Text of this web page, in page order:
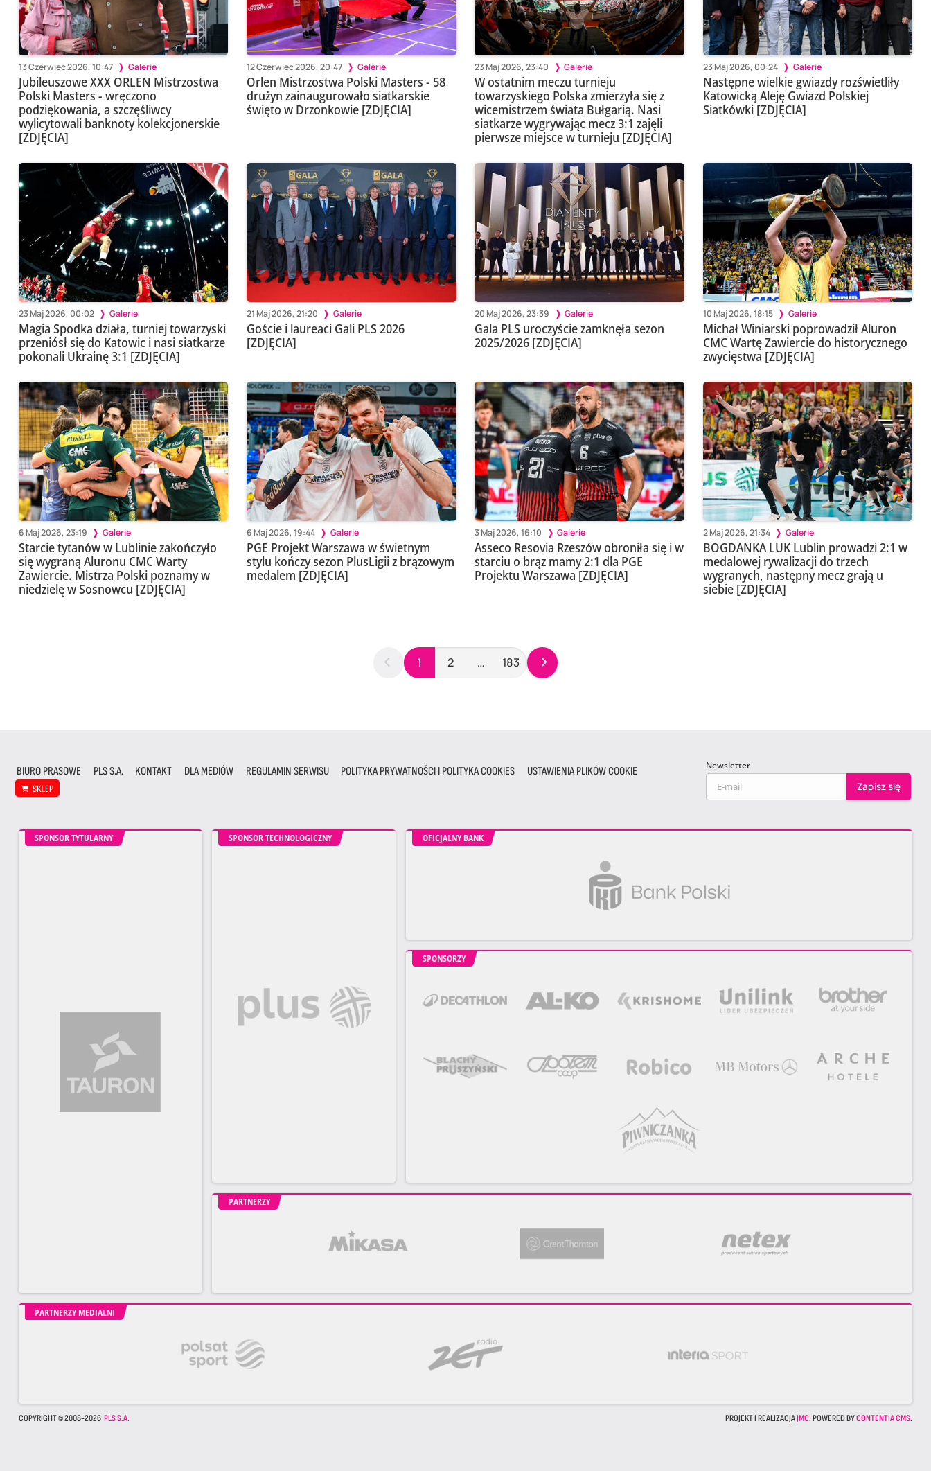
13 Czerwiec 2026, 10:47 Galerie
Jubileuszowe XXX ORLEN Mistrzostwa
Polski Masters - wręczono
podziękowania, a szczęśliwcy
wylicytowali banknoty kolekcjonerskie
[ZDJĘCIA]
12 Czerwiec 2026, 20:47 Galerie
Orlen Mistrzostwa Polski Masters - 58
drużyn zainaugurowało siatkarskie
święto w Drzonkowie [ZDJĘCIA]
23 Maj 2026, 23:40 Galerie
W ostatnim meczu turnieju
towarzyskiego Polska zmierzyła się z
wicemistrzem świata Bułgarią. Nasi
siatkarze wygrywając mecz 3:1 zajęli
pierwsze miejsce w turnieju [ZDJĘCIA]
23 Maj 2026, 00:24 Galerie
Następne wielkie gwiazdy rozświetliły
Katowicką Aleję Gwiazd Polskiej
Siatkówki [ZDJĘCIA]
23 Maj 2026, 00:02 Galerie
Magia Spodka działa, turniej towarzyski
przeniósł się do Katowic i nasi siatkarze
pokonali Ukrainę 3:1 [ZDJĘCIA]
21 Maj 2026, 21:20 Galerie
Goście i laureaci Gali PLS 2026
[ZDJĘCIA]
20 Maj 2026, 23:39 Galerie
Gala PLS uroczyście zamknęła sezon
2025/2026 [ZDJĘCIA]
10 Maj 2026, 18:15 Galerie
Michał Winiarski poprowadził Aluron
CMC Wartę Zawiercie do historycznego
zwycięstwa [ZDJĘCIA]
6 Maj 2026, 23:19 Galerie
Starcie tytanów w Lublinie zakończyło
się wygraną Aluronu CMC Warty
Zawiercie. Mistrza Polski poznamy w
niedzielę w Sosnowcu [ZDJĘCIA]
6 Maj 2026, 19:44 Galerie
PGE Projekt Warszawa w świetnym
stylu kończy sezon PlusLigii z brązowym
medalem [ZDJĘCIA]
3 Maj 2026, 16:10 Galerie
Asseco Resovia Rzeszów obroniła się i w
starciu o brąz mamy 2:1 dla PGE
Projektu Warszawa [ZDJĘCIA]
2 Maj 2026, 21:34 Galerie
BOGDANKA LUK Lublin prowadzi 2:1 w
medalowej rywalizacji do trzech
wygranych, następny mecz grają u
siebie [ZDJĘCIA]
1 2 … 183
BIURO PRASOWE PLS S.A. KONTAKT DLA MEDIÓW REGULAMIN SERWISU POLITYKA PRYWATNOŚCI I POLITYKA COOKIES USTAWIENIA PLIKÓW COOKIE
SKLEP
Newsletter
SPONSOR TYTULARNY SPONSOR TECHNOLOGICZNY OFICJALNY BANK
SPONSORZY
PARTNERZY
PARTNERZY MEDIALNI
COPYRIGHT © 2008-2026 PLS S.A. PROJEKT I REALIZACJAJMC. POWERED BYCONTENTIA CMS.